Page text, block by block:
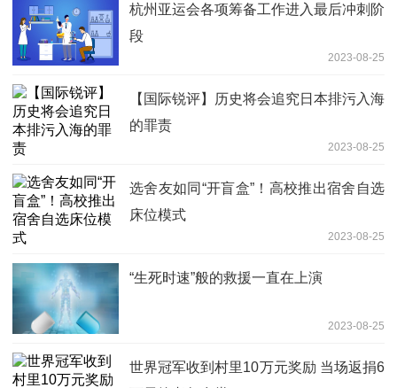
杭州亚运会各项筹备工作进入最后冲刺阶
段
2023-08-25
【国际锐评】历史将会追究日本排污入海
的罪责
2023-08-25
选舍友如同“开盲盒”！高校推出宿舍自选
床位模式
2023-08-25
“生死时速”般的救援一直在上演
2023-08-25
世界冠军收到村里10万元奖励 当场返捐6